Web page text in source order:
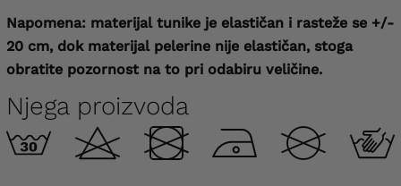
Napomena: materijal tunike je elastičan i rasteže se +/-
20 cm, dok materijal pelerine nije elastičan, stoga
obratite pozornost na to pri odabiru veličine.
Njega proizvoda